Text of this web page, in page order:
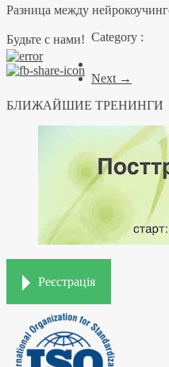
Разница между
Будьте с нами! Category :
Next →
БЛИЖАЙШИЕ ТРЕНИНГИ
Реєстрація